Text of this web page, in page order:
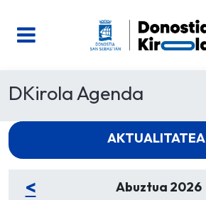
DKirola Agenda
AKTUALITATEA
< Abuztua 2026